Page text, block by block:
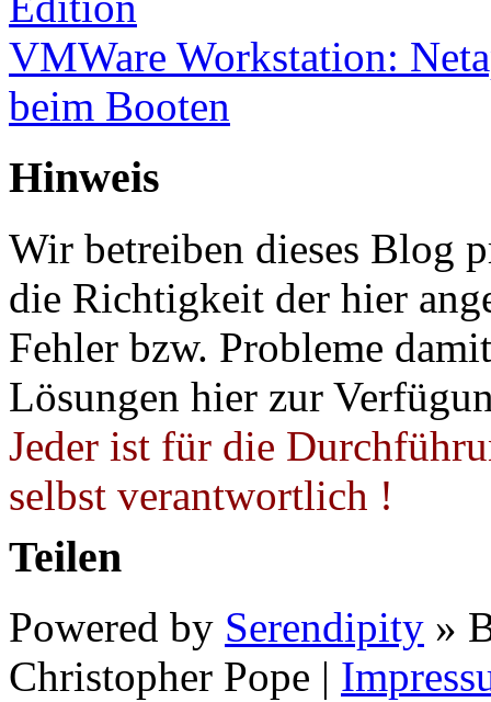
VMWare Workstation:
beim Booten
Hinweis
Wir betreiben dieses Blog
die Richtigkeit der hier
Fehler bzw. Probleme
Lösungen hier zur
Jeder ist für die
selbst verantwortlich !
Teilen
Powered by Serendipity »
Christopher Pope |